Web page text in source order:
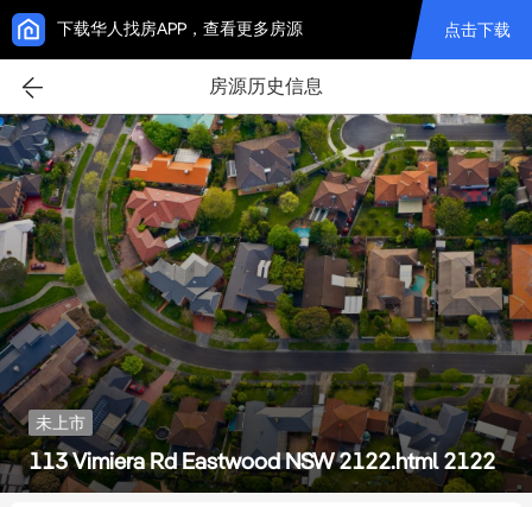
下载华人找房APP，查看更多房源 点击下载
房源历史信息
未上市
113 Vimiera Rd Eastwood NSW 2122.html 2122